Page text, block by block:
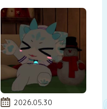
投稿日:
2026.05.30